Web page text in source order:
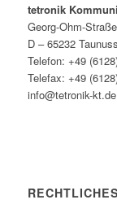
tetronik
Georg-Ohm-
D – 65232
Telefon: +49
Telefax: +49
info@tetronik-kt.de
RECHTLICHES